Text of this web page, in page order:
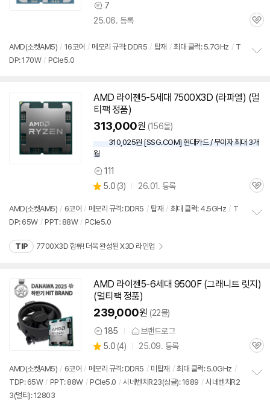
상
품
견
7
25.06. 등록
관
AMD(소켓AM5) / 16코어 / 메모리 규격: DDR5 / 탑재 / 최대 클럭: 5.7GHz / T
DP: 170W / PCIe5.0
치
AMD 라이젠5-5세대 7500X3D (라파엘) (멀
티팩 정품)
313,000원 (156몰)
310,025원 [SSG.COM] 현대카드 / 무이자 최대 3개
월
상
품
견
111
별
점
5.0 (상
리
3) 26.01. 등록
관
AMD(소켓AM5) / 6코어 / 메모리 규격: DDR5 / 탑재 / 최대 클럭: 4.5GHz / T
DP: 65W / PPT: 88W / PCIe5.0
TIP 7700X3D 합류! 더욱 완성된 X3D 라인업
AMD 라이젠5-6세대 9500F (그래니트 릿지)
(멀티팩 정품)
239,000원 (22몰)
상
품
견
185 브랜드로그
별
점
5.0 (상
리
뷰
4) 25.09. 등록
관
AMD(소켓AM5) / 6코어 / 메모리 규격: DDR5 / 미탑재 / 최대 클럭: 5.0GHz /
TDP: 65W / PPT: 88W / PCIe5.0 / 시네벤치R23(싱글): 1689 / 시네벤치R2
3(멀티): 12803